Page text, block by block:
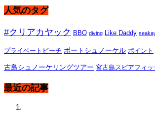
人気のタグ
#クリアカヤック BBQ diving Like Daddy
プライベートビーチ ボートシュノーケル ポイント
古島シュノーケリングツアー 宮古島スピアフィッ
最近の記事